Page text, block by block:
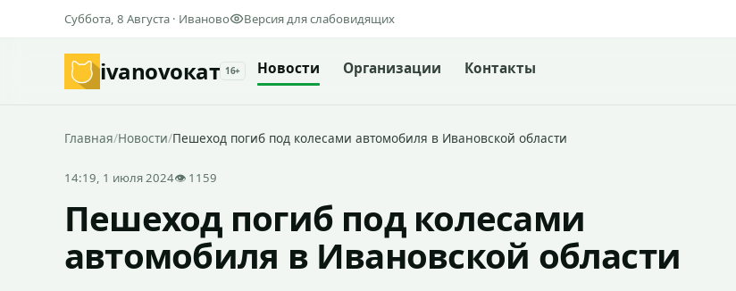
Суббота, 8 Августа · Иваново Версия для слабовидящих
ivanovoкат 16+ Новости Организации Контакты
Главная/Новости/Пешеход погиб под колесами автомобиля в Ивановской области
14:19, 1 июля 2024👁 1159
Пешеход погиб под колесами
автомобиля в Ивановской области